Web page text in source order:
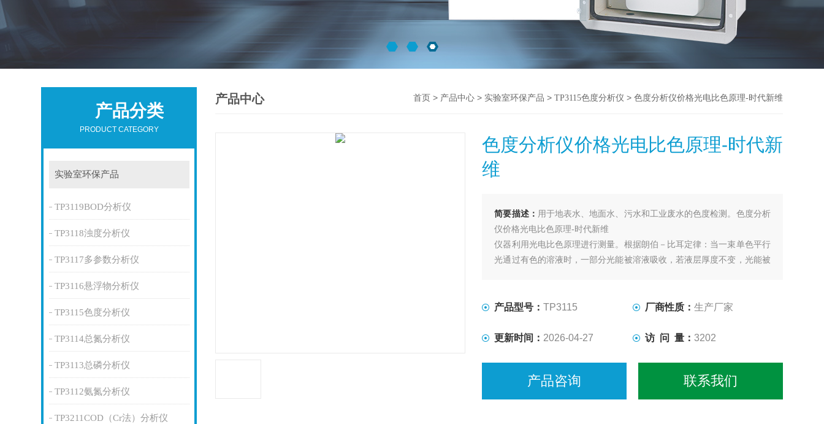
产品分类
PRODUCT CATEGORY
实验室环保产品
TP3119BOD分析仪
TP3118浊度分析仪
TP3117多参数分析仪
TP3116悬浮物分析仪
TP3115色度分析仪
TP3114总氮分析仪
TP3113总磷分析仪
TP3112氨氮分析仪
TP3211COD（Cr法）分析仪
产品中心 首页> 产品中心> 实验室环保产品 > TP3115色度分析仪 > 色度分析仪价格光电比色原理-时代新维
色度分析仪价格光电比色原理-时代新
维
简要描述： 用于地表水、地面水、污水和工业废水的色度检测。色度分析
仪价格光电比色原理-时代新维
仪器利用光电比色原理进行测量。根据朗伯－比耳定律：当一束单色平行
光通过有色的溶液时，一部分光能被溶液吸收，若液层厚度不变，光能被
产品型号：TP3115 厂商性质： 生产厂家
更新时间： 2026-04-27 访 问 量： 3202
产品咨询 联系我们